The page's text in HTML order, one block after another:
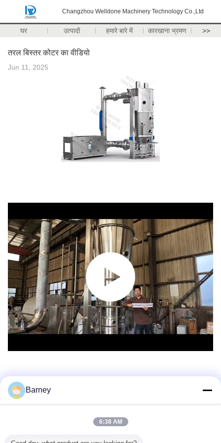
Changzhou Welldone Machinery Technology Co.,Ltd
घर उत्पादों हमारे बारे में कारखाना भ्रमण >>
तरल बिस्तर कोटर का वीडियो
Jun 11, 2025
Recommended Products
Barney
6:38 AM